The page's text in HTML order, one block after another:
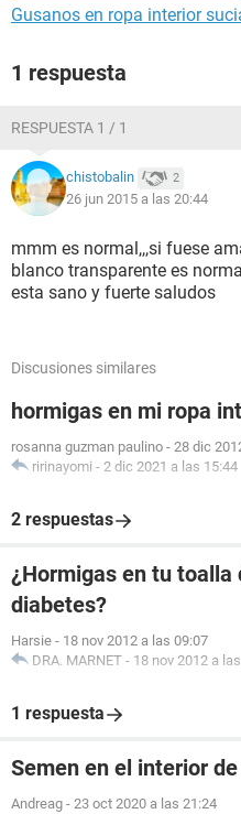
Gusanos en ropa interior
1 respuesta
RESPUESTA 1 / 1
chistobalin 2
26 jun 2015 a las 20:44
mmm es normal,,,si fuese
blanco transparente es
esta sano y fuerte saludos
Discusiones similares
hormigas en mi ropa
rosanna guzman paulino - 28 dic
ririnayomi - 2 dic 2021 a las 15:44
2 respuestas
¿Hormigas en tu toalla
diabetes?
Harsie - 18 nov 2012 a las 09:07
DRA. MARNET - 18 nov 2012 a
1 respuesta
Semen en el interior
Andreag - 23 oct 2020 a las 21:24